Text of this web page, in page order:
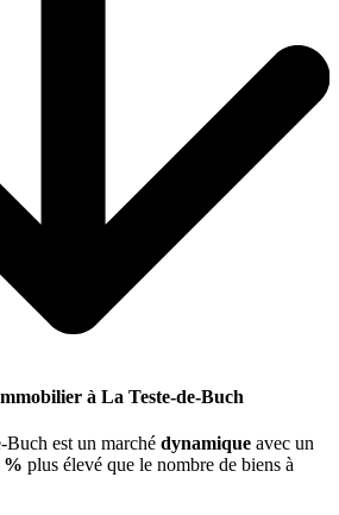
à La Teste-de-Buch
Buch est un marché dynamique avec un
% plus élevé que le nombre de biens à